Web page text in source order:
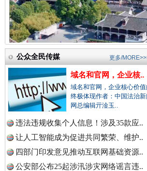
中国企业
中国农业
中国视频
中国廉政
雄关漫道展新颜
衣柜里的秘密
公众全民传媒
域名和官网，企业核..
域名和官网，企业核心价值
终极体现作者：中国法治新
网总编辑亓淦玉..
违法违规收集个人信息！涉及35款应..
让人工智能成为促进共同繁荣、维护..
四部门印发意见推动互联网基础资源..
公安部公布25起涉汛涉灾网络谣言违..
更多/